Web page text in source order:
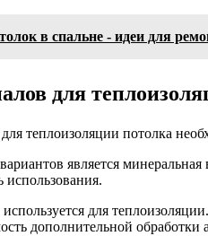
в спальне - идеи для
для
теплоизоляции потолка
является
использования.
для
дополнительной обработки